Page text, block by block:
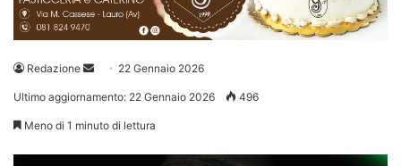
Redazione
Invia 22 Gennaio 2026
Ultimo aggiornamento: 22 Gennaio 2026 496
Meno di 1 minuto di lettura